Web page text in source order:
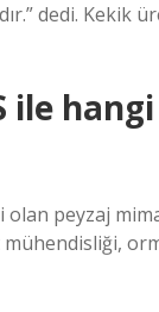
dedi. Kekik
ile
peyzaj